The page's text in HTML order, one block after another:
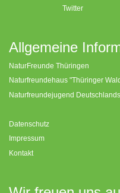
Twitter
Allgemeine
NaturFreunde Thüringen
Naturfreundehaus "Thüringer
Naturfreundejugend Deutschlands
Datenschutz
Impressum
Kontakt